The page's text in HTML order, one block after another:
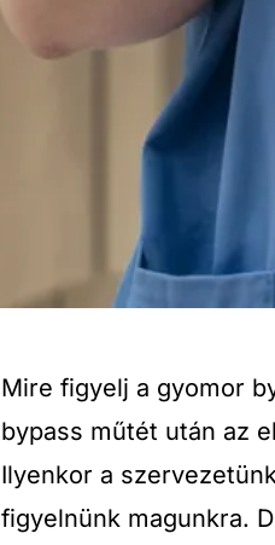
Mire figyelj a gyomor
bypass műtét után az
Ilyenkor a
figyelnünk magunkra.